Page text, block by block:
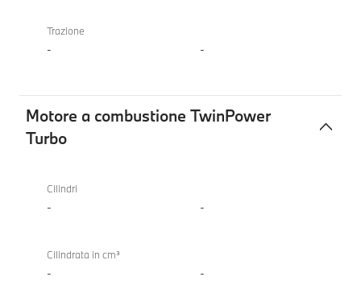
Trazione
- -
Motore a combustione TwinPower
Turbo
combustione
Cilindri
- -
Cilindrata in cm³
- -